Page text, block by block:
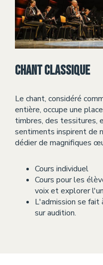
Chant classique
Le chant, considéré
entière, occupe une
timbres, des tessitures,
sentiments inspirent de
dédier de magnifiques
Cours individuel
Cours pour les
voix et explorer
L'admission se
sur audition.